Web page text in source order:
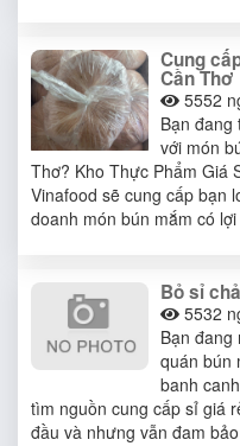
Cung
Cần Thơ
5552
Bạn đang
với món
Thơ? Kho Thực Phẩm Giá
Vinafood sẽ cung cấp bạn
doanh món bún mắm có
Bỏ sỉ
5532
Bạn đang
quán bún
banh
tìm nguồn cung cấp sỉ giá
đầu và nhưng vẫn đam